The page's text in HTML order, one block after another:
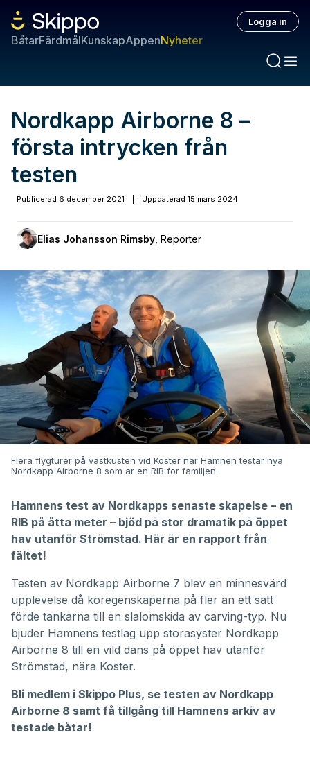
BåtarFärdmålKunskapAppenNyheter
Logga in
Nordkapp Airborne 8 –
första intrycken från
testen
Publicerad 6 december 2021 Uppdaterad 15 mars 2024
Elias Johansson Rimsby Reporter
Flera flygturer på västkusten vid Koster när Hamnen testar nya
Nordkapp Airborne 8 som är en RIB för familjen.
Hamnens test av Nordkapps senaste skapelse – en
RIB på åtta meter – bjöd på stor dramatik på öppet
hav utanför Strömstad. Här är en rapport från
fältet!
Testen av Nordkapp Airborne 7 blev en minnesvärd
upplevelse då köregenskaperna på fler än ett sätt
förde tankarna till en slalomskida av carving-typ. Nu
bjuder Hamnens testlag upp storasyster Nordkapp
Airborne 8 till en vild dans på öppet hav utanför
Strömstad, nära Koster.
Bli medlem i Skippo Plus, se testen av Nordkapp
Airborne 8 samt få tillgång till Hamnens arkiv av
testade båtar!